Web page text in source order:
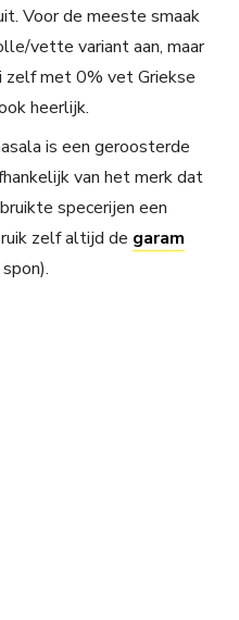
Voor de meeste smaak
vette variant aan, maar
zelf met 0% vet Griekse
heerlijk.
is een geroosterde
van het merk dat
specerijen een
zelf altijd de garam